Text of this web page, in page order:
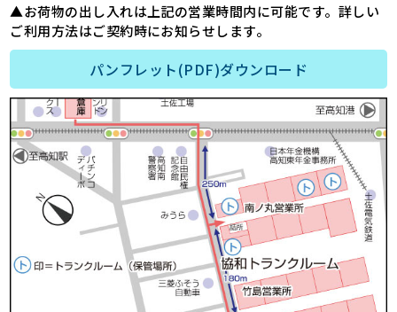
▲お荷物の出し入れは上記の営業時間内に可能です。詳しい
ご利用方法はご契約時にお知らせします。
パンフレット(PDF)ダウンロード